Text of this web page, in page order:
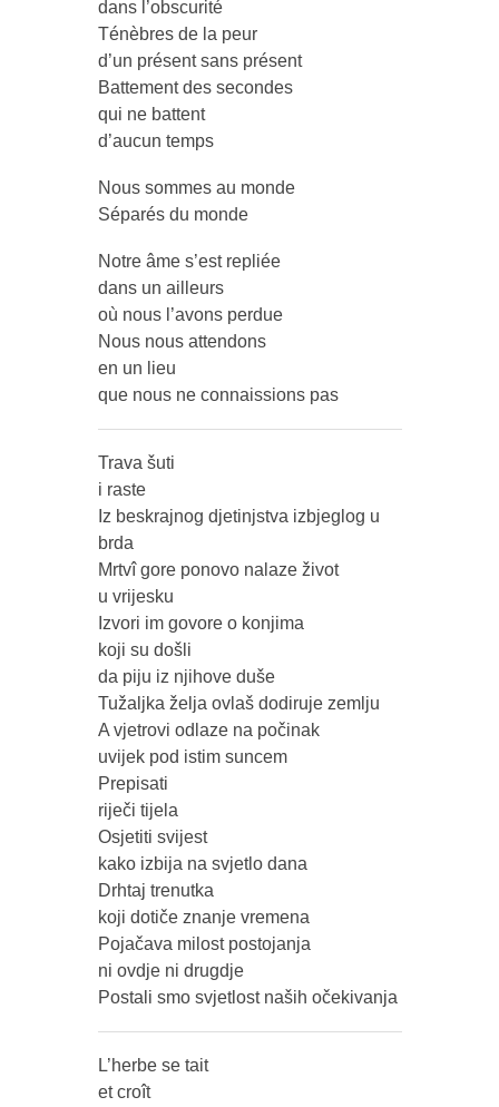
dans l’obscurité
Ténèbres de la peur
d’un présent sans présent
Battement des secondes
qui ne battent
d’aucun temps
Nous sommes au monde
Séparés du monde
Notre âme s’est repliée
dans un ailleurs
où nous l’avons perdue
Nous nous attendons
en un lieu
que nous ne connaissions pas
Trava šuti
i raste
Iz beskrajnog djetinjstva izbjeglog u
brda
Mrtvî gore ponovo nalaze život
u vrijesku
Izvori im govore o konjima
koji su došli
da piju iz njihove duše
Tužaljka želja ovlaš dodiruje zemlju
A vjetrovi odlaze na počinak
uvijek pod istim suncem
Prepisati
riječi tijela
Osjetiti svijest
kako izbija na svjetlo dana
Drhtaj trenutka
koji dotiče znanje vremena
Pojačava milost postojanja
ni ovdje ni drugdje
Postali smo svjetlost naših očekivanja
L’herbe se tait
et croît